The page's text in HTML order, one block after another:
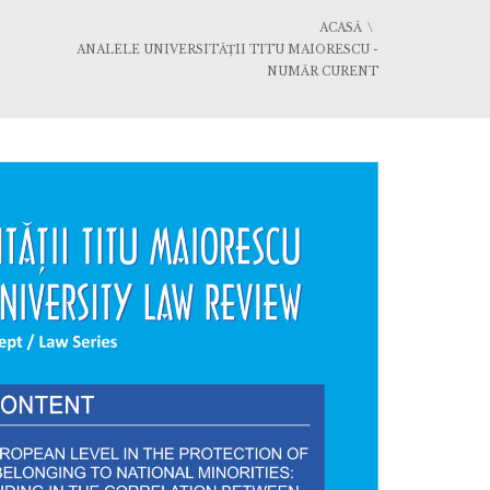
ACASĂ
ANALELE UNIVERSITĂȚII TITU MAIORESCU -
NUMĂR CURENT